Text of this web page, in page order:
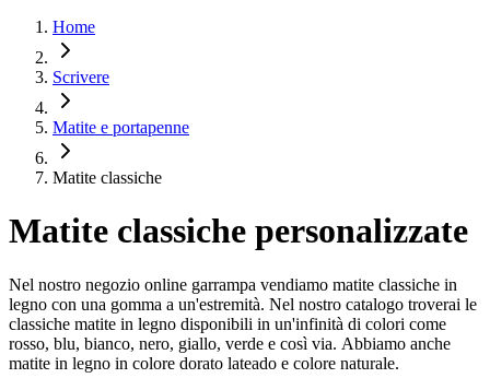
Home
Scrivere
Matite e portapenne
Matite classiche
Matite classiche personalizzate
Nel nostro negozio online garrampa vendiamo matite classiche in
legno con una gomma a un'estremità. Nel nostro catalogo troverai le
classiche matite in legno disponibili in un'infinità di colori come
rosso, blu, bianco, nero, giallo, verde e così via. Abbiamo anche
matite in legno in colore dorato lateado e colore naturale.